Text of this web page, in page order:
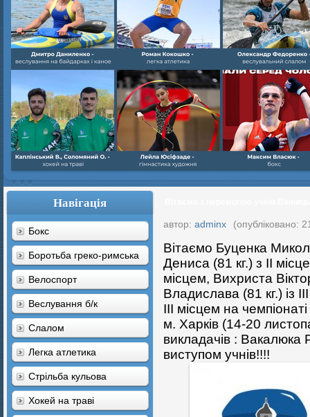
Навігація
Бокс
Боротьба греко-римська
Велоспорт
Веслування б/к
Cлалом
Легка атлетика
Стрільба кульова
Хокей на траві
автор: adminx (опубліковано:
Вітаємо Буценка
Дениса (81 кг.) з ІІ
місцем, Вихриста
Владислава (81 кг.) із
ІІІ місцем на
м. Харків (14-20
викладачів : Вакалюка
виступом учнів!!!!